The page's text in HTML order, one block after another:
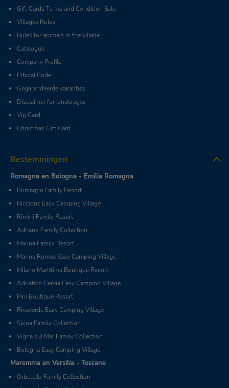
Gift Cards Terms and Condition Sale
Villages Rules
Rules for animals in the village
Catalogue
Company Profile
Ethical Code
Gegarandeerde vakanties
Disclaimer for Underages
Vip Card
Christmas Gift Card
Bestemmingen
Romagna en Bologna - Emilia Romagna
Romagna Family Resort
Riccione Easy Camping Village
Rimini Family Resort
Adriano Family Collection
Marina Family Resort
Marina Romea Easy Camping Village
Milano Marittima Boutique Resort
Adriatico Cervia Easy Camping Village
Pini Boutique Resort
Rivaverde Easy Camping Village
Spina Family Collection
Vigna sul Mar Family Collection
Bologna Easy Camping Village
Maremma en Versilia - Toscane
Orbetello Family Collection